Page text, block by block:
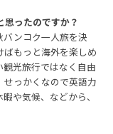
ったのですか？
ンコク一人旅を決
もっと海外を楽しめ
光旅行ではなく自由
っかくなので英語力
や気候、などから、